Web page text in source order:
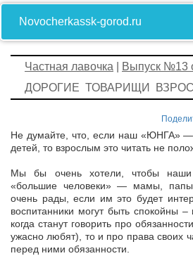
Novocherkassk-gorod.ru
Частная лавочка Выпуск №13
ДОРОГИЕ ТОВАРИЩИ
Не думайте, что, если наш «ЮНГА» —
детей, то взрослым это читать не
Мы бы очень хотели, чтобы
«большие человеки» — мамы,
очень рады, если им это будет
воспитанники могут быть спокойны
когда станут говорить про
ужасно любят), то и про права своих
перед ними обязанности.